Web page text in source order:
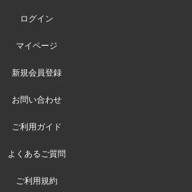
ログイン
マイページ
新規会員登録
お問い合わせ
ご利用ガイド
よくあるご質問
ご利用規約